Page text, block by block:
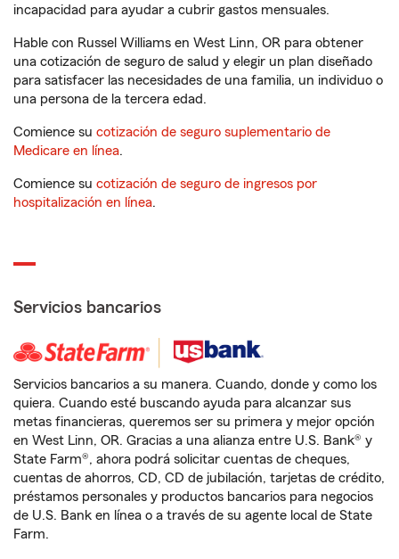
incapacidad para ayudar a cubrir gastos mensuales.
Hable con Russel Williams en West Linn, OR para obtener
una cotización de seguro de salud y elegir un plan diseñado
para satisfacer las necesidades de una familia, un individuo o
una persona de la tercera edad.
Comience su cotización de seguro suplementario de
Medicare en línea.
Comience su cotización de seguro de ingresos por
hospitalización en línea.
Servicios bancarios
Servicios bancarios a su manera. Cuando, donde y como los
quiera. Cuando esté buscando ayuda para alcanzar sus
metas financieras, queremos ser su primera y mejor opción
en West Linn, OR. Gracias a una alianza entre U.S. Bank® y
State Farm®, ahora podrá solicitar cuentas de cheques,
cuentas de ahorros, CD, CD de jubilación, tarjetas de crédito,
préstamos personales y productos bancarios para negocios
de U.S. Bank en línea o a través de su agente local de State
Farm.